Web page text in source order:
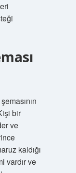
bir
ve
kaldığı
vardır ve